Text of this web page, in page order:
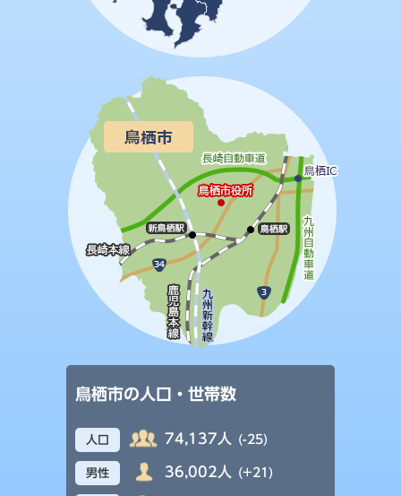
鳥栖市の人口・世帯数
人口 74,137人 (-25)
男性 36,002人 (+21)